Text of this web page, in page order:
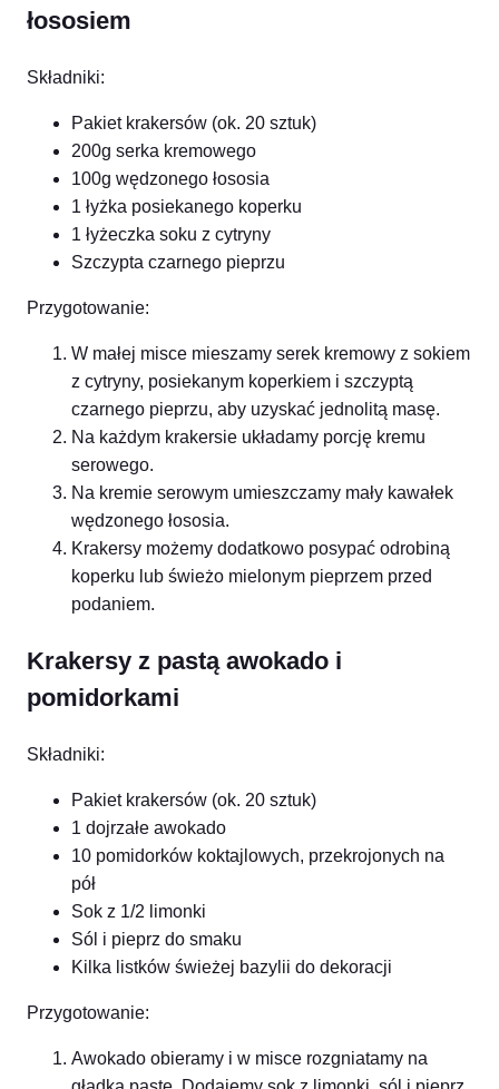
łososiem
Składniki:
Pakiet krakersów (ok. 20 sztuk)
200g serka kremowego
100g wędzonego łososia
1 łyżka posiekanego koperku
1 łyżeczka soku z cytryny
Szczypta czarnego pieprzu
Przygotowanie:
W małej misce mieszamy serek kremowy z sokiem
z cytryny, posiekanym koperkiem i szczyptą
czarnego pieprzu, aby uzyskać jednolitą masę.
Na każdym krakersie układamy porcję kremu
serowego.
Na kremie serowym umieszczamy mały kawałek
wędzonego łososia.
Krakersy możemy dodatkowo posypać odrobiną
koperku lub świeżo mielonym pieprzem przed
podaniem.
Krakersy z pastą awokado i
pomidorkami
Składniki:
Pakiet krakersów (ok. 20 sztuk)
1 dojrzałe awokado
10 pomidorków koktajlowych, przekrojonych na
pół
Sok z 1/2 limonki
Sól i pieprz do smaku
Kilka listków świeżej bazylii do dekoracji
Przygotowanie:
Awokado obieramy i w misce rozgniatamy na